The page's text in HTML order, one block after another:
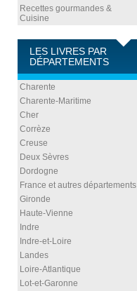
Recettes gourmandes &
Cuisine
LES LIVRES PAR
DÉPARTEMENTS
Charente
Charente-Maritime
Cher
Corrèze
Creuse
Deux Sèvres
Dordogne
France et autres départements
Gironde
Haute-Vienne
Indre
Indre-et-Loire
Landes
Loire-Atlantique
Lot-et-Garonne